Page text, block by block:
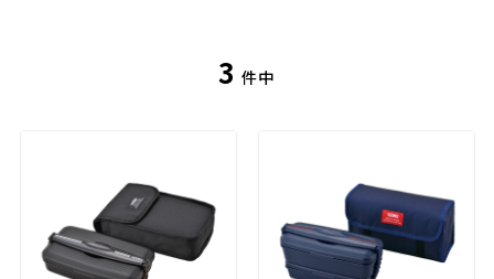
3 件中